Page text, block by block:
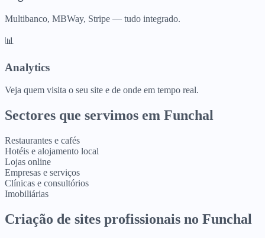
Multibanco, MBWay, Stripe — tudo integrado.
📊
Analytics
Veja quem visita o seu site e de onde em tempo real.
Sectores que servimos em Funchal
Restaurantes e cafés
Hotéis e alojamento local
Lojas online
Empresas e serviços
Clínicas e consultórios
Imobiliárias
Criação de sites profissionais no Funchal